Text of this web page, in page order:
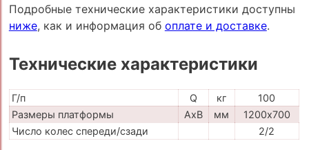
Подробные технические характеристики доступны
ниже, как и информация об оплате и доставке.
Технические характеристики
Г/п Q кг
100
Размеры платформы
AxB мм
1200х700
Число колес спереди/сзади
2/2